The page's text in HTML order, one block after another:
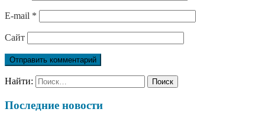
E-mail *
Сайт
Найти:
Последние новости